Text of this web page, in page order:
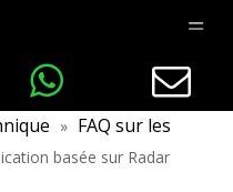
» FAQ sur les
basée sur Radar